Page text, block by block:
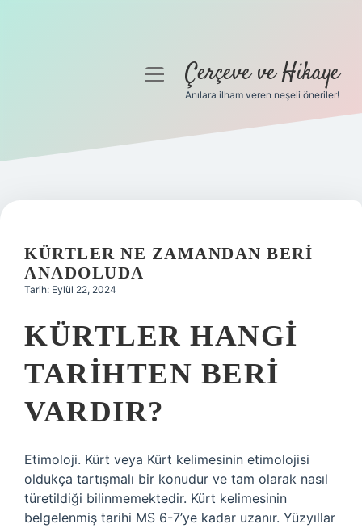
Gizlilik Politikası
Yasal Uyarı
menüyüÇerçeve ve Hikaye
Anılara ilham veren neşeli öneriler!
KÜRTLER NE ZAMANDAN BERI
ANADOLUDA
Tarih: Eylül 22, 2024
KÜRTLER HANGI
TARIHTEN BERI
VARDIR?
Etimoloji. Kürt veya Kürt kelimesinin etimolojisi
oldukça tartışmalı bir konudur ve tam olarak nasıl
türetildiği bilinmemektedir. Kürt kelimesinin
belgelenmiş tarihi MS 6-7’ye kadar uzanır. Yüzyıllar